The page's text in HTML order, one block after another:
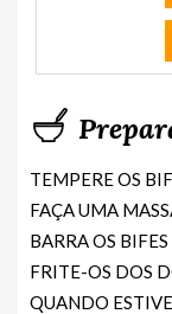
TEMPERE OS
FAÇA UMA
BARRA OS
FRITE-OS DOS
QUANDO